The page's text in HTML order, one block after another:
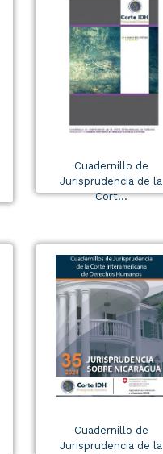
Cuadernillo de
Jurisprudencia de la
Cort...
Cuadernillo de
Jurisprudencia de la